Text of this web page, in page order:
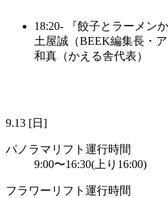
18:20-
『餃子とラーメン
土屋誠（BEEK編集長・
和真（かえる舎代表）
9.13 [日]
パノラマリフト運行時間
9:00〜16:30(上り16:00)
フラワーリフト運行時間